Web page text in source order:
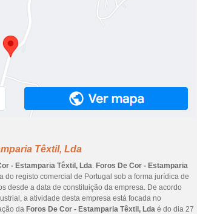
Têxtil, Lda
- Estamparia Têxtil, Lda. Foros De Cor - Estamparia
do registo comercial de Portugal sob a forma jurídica de
desde a data de constituição da empresa. De acordo
a atividade desta empresa está focada no
da Foros De Cor - Estamparia Têxtil, Lda é do dia 27